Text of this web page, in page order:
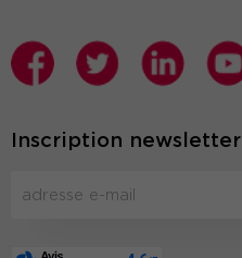
Inscription newsletter